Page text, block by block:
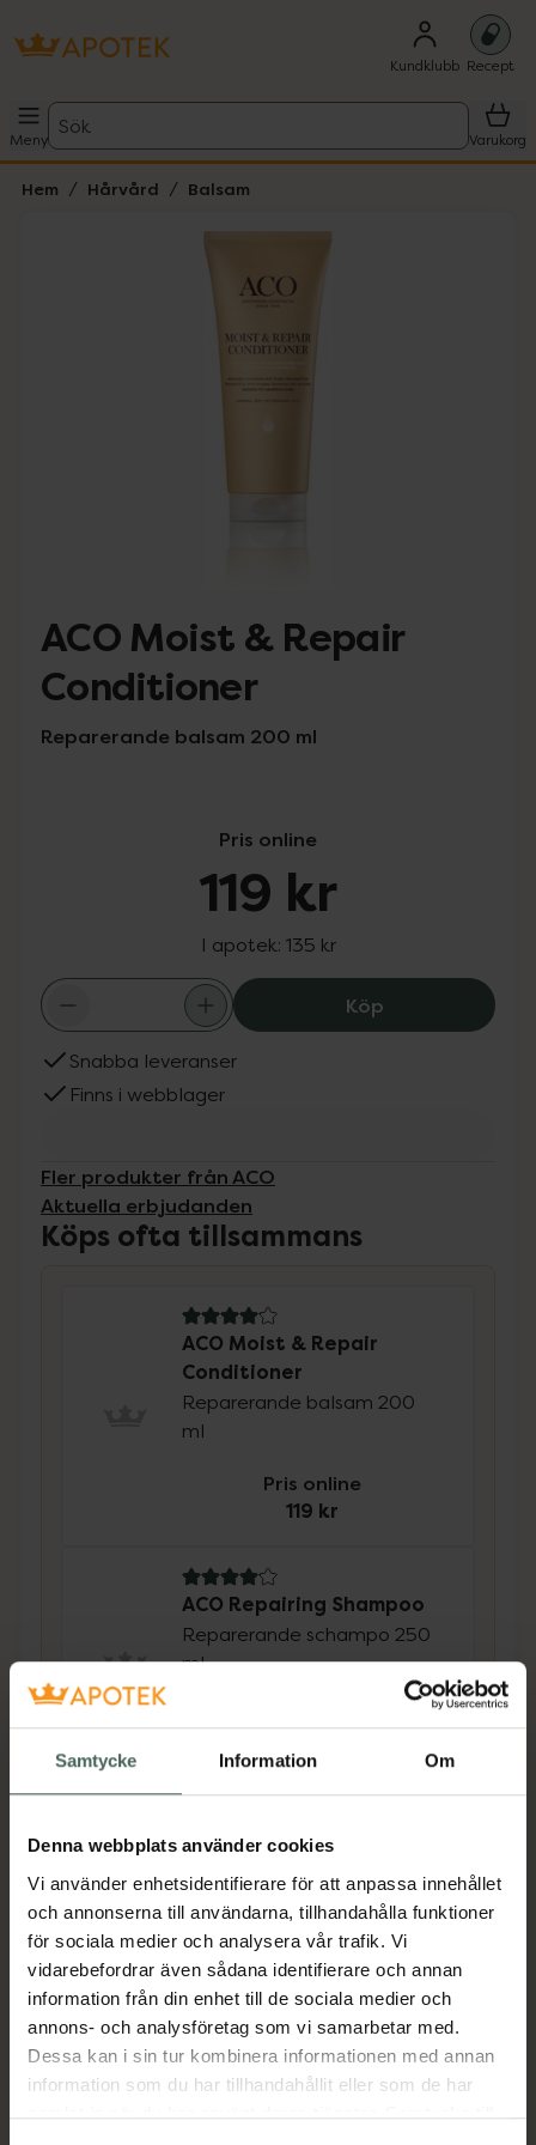
Samtycke Information Om
Denna webbplats använder cookies
Vi använder enhetsidentifierare för att anpassa innehållet
och annonserna till användarna, tillhandahålla funktioner
för sociala medier och analysera vår trafik. Vi
vidarebefordrar även sådana identifierare och annan
information från din enhet till de sociala medier och
annons- och analysföretag som vi samarbetar med.
Dessa kan i sin tur kombinera informationen med annan
information som du har tillhandahållit eller som de har
samlat in när du har använt deras tjänster. Samtycke till
Kundklubb Recept
Meny
Sök
Varukorg
Hem Hårvård Balsam
Lista: . Innehåller 2 objekt.
ACO Moist & Repair
Conditioner
Reparerande balsam 200 ml
Pris online
119 kr
I apotek: 135 kr
KöpACO Moist &
Snabba leveranser
Finns i webblager
Fler produkter från ACO
Aktuella erbjudanden
Köps ofta tillsammans
4.1 av 5 i omdöme
ACO Moist & Repair
Conditioner
Reparerande balsam 200
ml
Pris online
119 kr
4.1 av 5 i omdöme
ACO Repairing Shampoo
Reparerande schampo 250
ml
Köp båda för:238 kr
Köp båda
Beskrivning
Återfuktande och reparerande balsam som
vårdar håret intensivt och gör att det känns
mjukare, slätare och mer glansigt.
Antioxidanter bidrar till att bevara färgat hår.
Passar en känslig hårbotten. Milt parfymerad.